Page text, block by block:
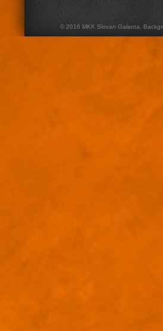
© 2016 MKK Slovan Galanta.